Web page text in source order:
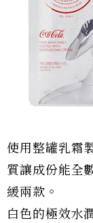
使用整罐乳霜
質讓成份能全
緩兩款。
白色的極效水